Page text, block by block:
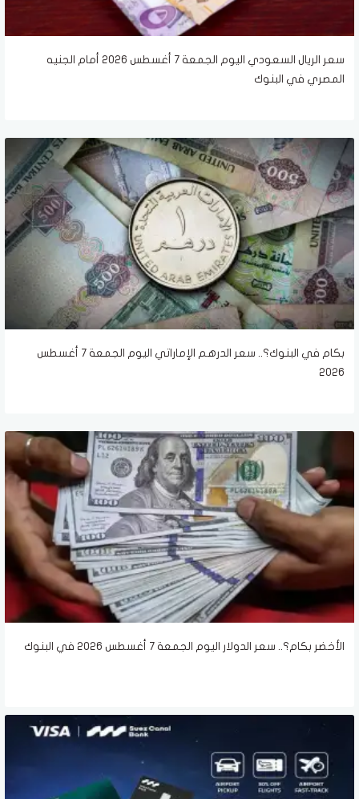
سعر الريال السعودي اليوم الجمعة 7 أغسطس 2026 أمام الجنيه
المصري في البنوك
بكام في البنوك؟.. سعر الدرهم الإماراتي اليوم الجمعة 7 أغسطس
2026
الأخضر بكام؟.. سعر الدولار اليوم الجمعة 7 أغسطس 2026 في البنوك